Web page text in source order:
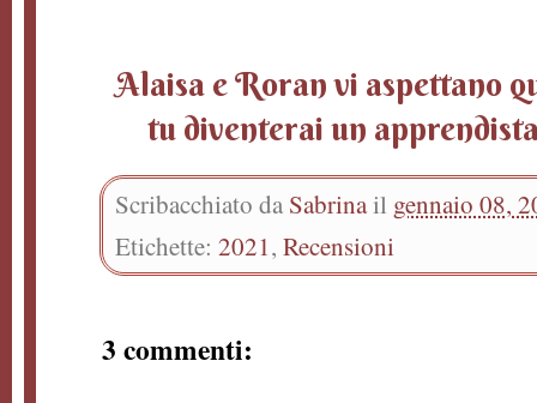
Alaisa e Roran vi aspettano
tu diventerai un
Scribacchiato da Sabrina il gennaio 08,
Etichette: 2021, Recensioni
3 commenti: